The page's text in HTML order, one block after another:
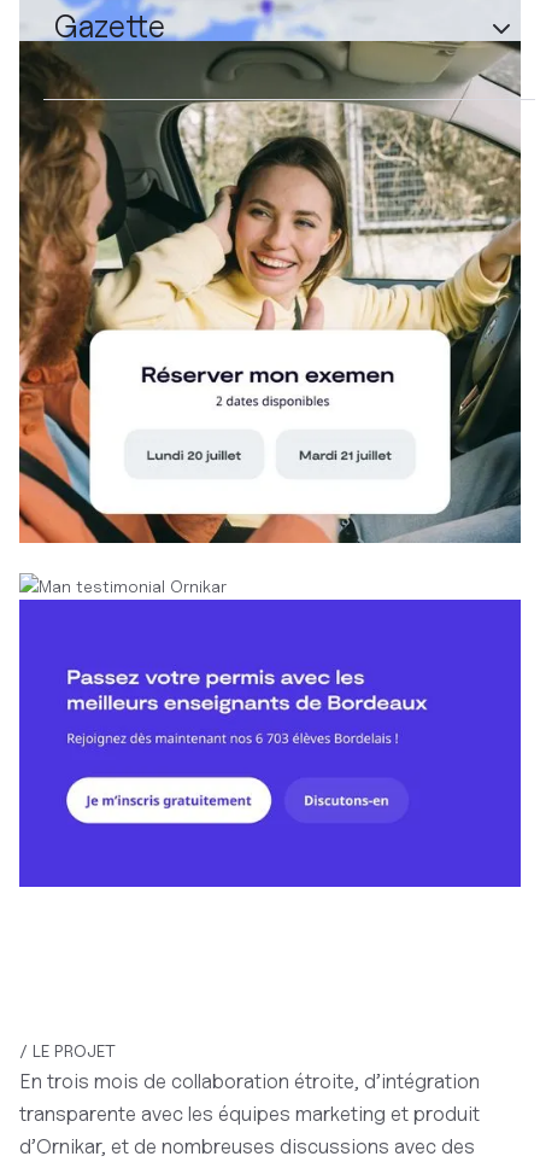
Gazette
/ LE PROJET
En trois mois de collaboration étroite, d’intégration
transparente avec les équipes marketing et produit
d’Ornikar, et de nombreuses discussions avec des